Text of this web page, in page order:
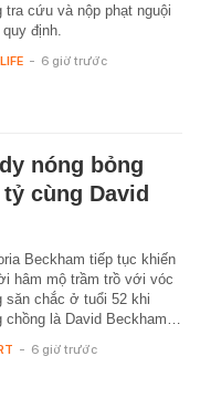
tra cứu và nộp phạt nguội
định.
- 6 giờ trước
nóng bỏng
cùng David
Beckham tiếp tục khiến
hâm mộ trầm trồ với vóc
săn chắc ở tuổi 52 khi
chồng là David Beckham…
- 6 giờ trước